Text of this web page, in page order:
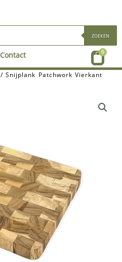
ZOEKEN
Contact 0
/ Snijplank Patchwork Vierkant